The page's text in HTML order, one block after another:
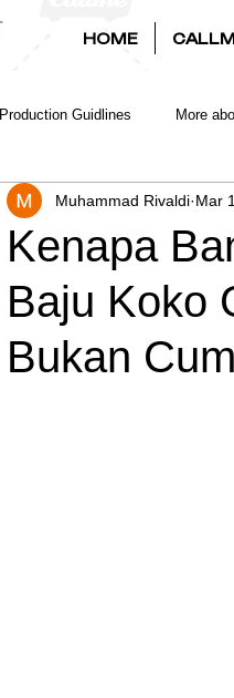
HOME
Production Guidlines More
Kenapa
Baju Koko
Bukan
Muhammad Rivaldi Mar